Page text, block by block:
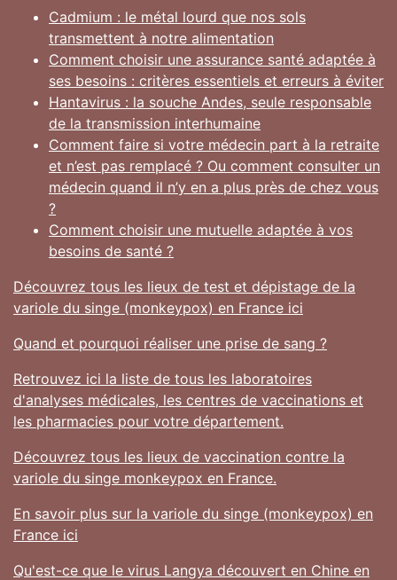
Cadmium : le métal lourd que nos sols
transmettent à notre alimentation
Comment choisir une assurance santé adaptée à
ses besoins : critères essentiels et erreurs à éviter
Hantavirus : la souche Andes, seule responsable
de la transmission interhumaine
Comment faire si votre médecin part à la retraite
et n’est pas remplacé ? Ou comment consulter un
médecin quand il n’y en a plus près de chez vous
?
Comment choisir une mutuelle adaptée à vos
besoins de santé ?
Découvrez tous les lieux de test et dépistage de la
variole du singe (monkeypox) en France ici
Quand et pourquoi réaliser une prise de sang ?
Retrouvez ici la liste de tous les laboratoires
d'analyses médicales, les centres de vaccinations et
les pharmacies pour votre département.
Découvrez tous les lieux de vaccination contre la
variole du singe monkeypox en France.
En savoir plus sur la variole du singe (monkeypox) en
France ici
Qu'est-ce que le virus Langya découvert en Chine en